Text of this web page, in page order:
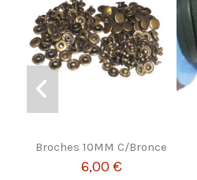
Broches 10MM C/Bronce
6,00 €